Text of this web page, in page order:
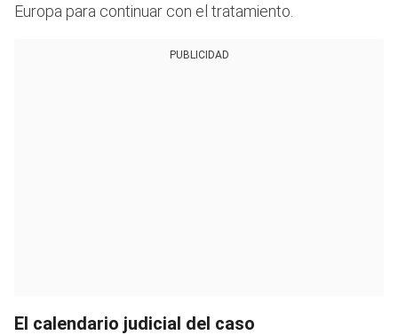
Europa para continuar con el tratamiento.
PUBLICIDAD
El calendario judicial del caso